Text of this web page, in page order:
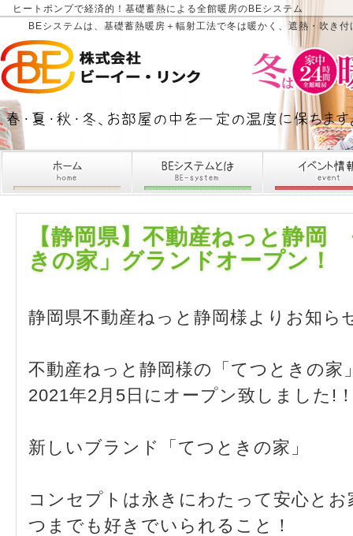
ヒートポンプで経済的！基礎蓄熱による全館暖房のBEシステム
BEシステムは、基礎蓄熱暖房＋輻射工法で冬は暖かく、遮熱・吹き
【静岡県】不動産ねっと静
きの家」グランドオープン！
静岡県不動産ねっと静岡様よりお知ら
不動産ねっと静岡様の「てつときの家
2021年2月5日にオープン致しました!
新しいブランド「てつときの家」
コンセプトは永きにわたって安心と
つまでも好きでいられること！